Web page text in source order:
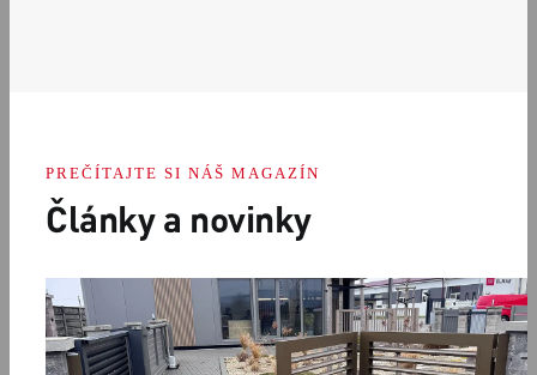
PREČÍTAJTE SI NÁŠ MAGAZÍN
Články a novinky